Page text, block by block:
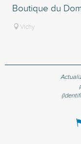
Boutique du
Vichy